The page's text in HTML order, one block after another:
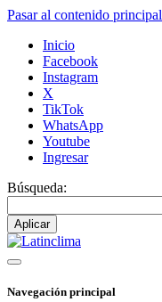
Pasar al contenido principal
Inicio
Facebook
Instagram
X
TikTok
WhatsApp
Youtube
Ingresar
Búsqueda:
Navegación principal